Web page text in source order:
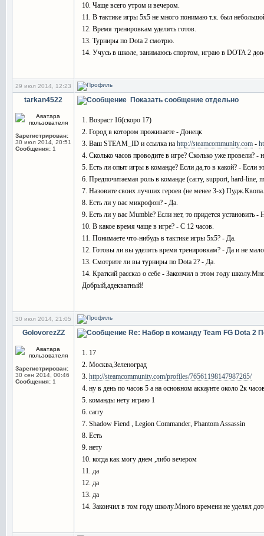
10. Чаще всего утром и вечером.
11. В тактике игры 5х5 не много понимаю т.к. был
12. Время тренировкам уделять готов.
13. Турниры по Dota 2 смотрю.
14. Учусь в школе, занимаюсь спортом, играю в DOTA 2
29 июл 2014, 12:23
tarkan4522
Зарегистрирован:
30 июл 2014, 20:51
Сообщения: 1
Показать сообщение отдельно
1. Возраст 16(скоро 17)
2. Город в котором проживаете - Донецк
3. Ваш STEAM_ID и ссылка на http://steamcommunity.com -
4. Сколько часов проводите в игре? Сколько уже провели?
5. Есть ли опыт игры в команде? Если да,то в какой? - Если
6. Предпочитаемая роль в команде (carry, support, hard-line,
7. Назовите своих лучших героев (не менее 3-х)
8. Есть ли у вас микрофон? - Да.
9. Есть ли у вас Mumble? Если нет, то придется установить
10. В какое время чаще в игре? - С 12 часов.
11. Понимаете что-нибудь в тактике игры 5х5? - Да.
12. Готовы ли вы уделять время тренировкам? - Да и не
13. Смотрите ли вы турниры по Dota 2? - Да.
14. Краткий рассказ о себе - Закончил в этом году
Добрый,адекватный!
30 июл 2014, 21:05
GolovorezZZ
Зарегистрирован:
30 сен 2014, 00:46
Сообщения: 1
Re: Набор в команду Team FG Dota 2
1. 17
2. Москва,Зеленоград
3. http://steamcommunity.com/profiles/76561198147987265/
4. ну в день по часов 5 а на основном аккаунте около 2к
5. команды нету играю 1
6. carry
7. Shadow Fiend , Legion Commander, Phantom Assassin
8. Есть
9. нету
10. когда как могу днем ,либо вечером
11. да
12. да
13. да
14. Закончил в том году школу.Много времени не уделял